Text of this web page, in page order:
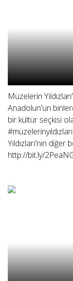
Müzelerin
Anadolun'un
bir kültür seçkisi
Yıldızları'nın
http://bit.ly/